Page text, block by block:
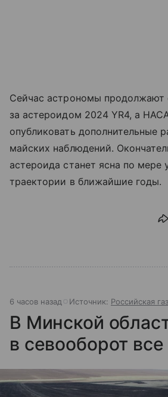
Сейчас астрономы продолжают
за астероидом 2024 YR4, а
опубликовать дополнительные
майских наблюдений.
астероида станет ясна по мере
траектории в ближайшие годы.
6 часов назад Источник: Российская
В Минской
в севооборот